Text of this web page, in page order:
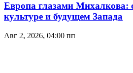
Европа глазами Михалкова:
культуре и будущем Запада
Авг 2, 2026, 04:00 пп